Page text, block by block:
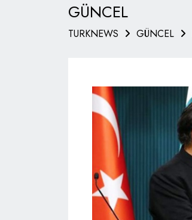
GÜNCEL
TURKNEWS GÜNCEL